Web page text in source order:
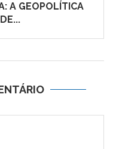
A GEOPOLÍTICA